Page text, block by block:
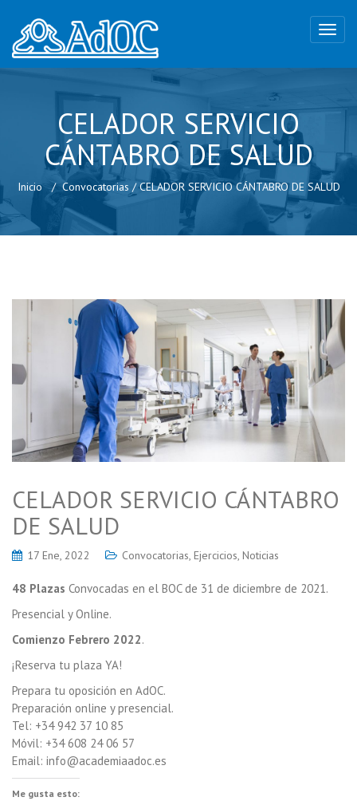
CELADOR SERVICIO
CÁNTABRO DE SALUD
Inicio Convocatorias /CELADOR SERVICIO CÁNTABRO DE SALUD
CELADOR SERVICIO CÁNTABRO
DE SALUD
17 Ene, 2022 Convocatorias, Ejercicios, Noticias
48 Plazas Convocadas en el BOC de 31 de diciembre de 2021.
Presencial y Online.
Comienzo Febrero 2022.
¡Reserva tu plaza YA!
Prepara tu oposición en AdOC.
Preparación online y presencial.
Tel: +34 942 37 10 85
Móvil: +34 608 24 06 57
Email: info@academiaadoc.es
Me gusta esto: